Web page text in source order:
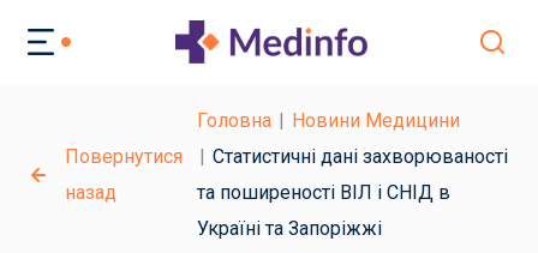
Повернутися
назад
Головна
Новини Медицини
Статистичні дані захворюваності
та поширеності ВІЛ і СНІД в
Україні та Запоріжжі